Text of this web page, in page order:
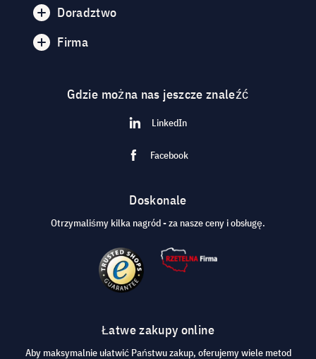
Doradztwo
Firma
Gdzie można nas jeszcze znaleźć
LinkedIn
Facebook
Doskonale
Otrzymaliśmy kilka nagród - za nasze ceny i obsługę.
Łatwe zakupy online
Aby maksymalnie ułatwić Państwu zakup, oferujemy wiele metod